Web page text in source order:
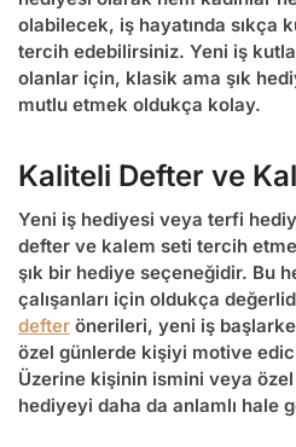
olabilecek, iş hayatında sıkça
tercih edebilirsiniz. Yeni iş
olanlar için, klasik ama şık
mutlu etmek oldukça kolay.
Kaliteli Defter ve
Yeni iş hediyesi veya terfi
defter ve kalem seti tercih
şık bir hediye seçeneğidir. Bu
çalışanları için oldukça
defter önerileri, yeni iş
özel günlerde kişiyi motive
Üzerine kişinin ismini veya
hediyeyi daha da anlamlı hale